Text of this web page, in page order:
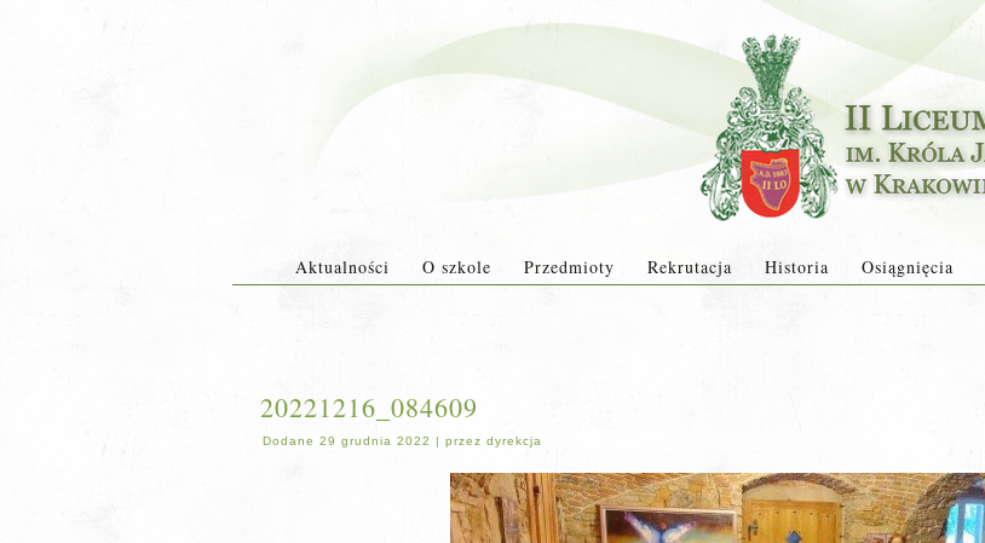
Aktualności O szkole Przedmioty Rekrutacja Historia Osiągnięcia
20221216_084609
Dodane 29 grudnia 2022 | przez dyrekcja